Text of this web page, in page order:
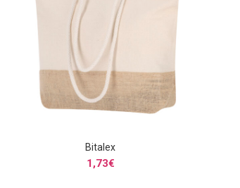
SELECCIONAR OPCIONES
Bitalex
1,73€